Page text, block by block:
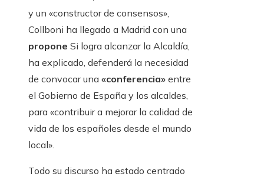
y un «constructor de consensos»,
Collboni ha llegado a Madrid con una
propone Si logra alcanzar la Alcaldía,
ha explicado, defenderá la necesidad
de convocar una «conferencia» entre
el Gobierno de España y los alcaldes,
para «contribuir a mejorar la calidad de
vida de los españoles desde el mundo
local».
Todo su discurso ha estado centrado